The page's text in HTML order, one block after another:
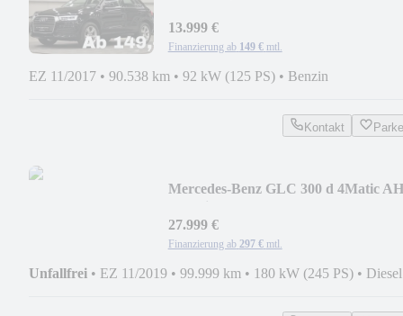
13.999 €
Finanzierung ab 149 € mtl.
EZ 11/2017 • 90.538 km • 92 kW (125 PS) • Benzin
Kontakt
Mercedes-Benz GLC 300 d 4Matic
27.999 €
Finanzierung ab 297 € mtl.
Unfallfrei • EZ 11/2019 • 99.999 km • 180 kW (245 PS) • Diesel